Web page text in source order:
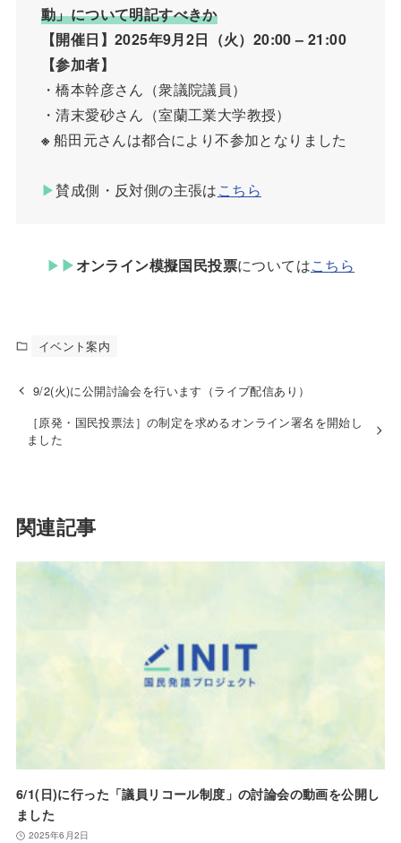
動」について明記すべきか
【開催日】2025年9月2日（火）20:00 – 21:00
【参加者】
・橋本幹彦さん（衆議院議員）
・清末愛砂さん（室蘭工業大学教授）
※ 船田元さんは都合により不参加となりました
▶︎賛成側・反対側の主張はこちら
▶︎ ▶︎オンライン模擬国民投票についてはこちら
イベント案内
9/2(火)に公開討論会を行います（ライブ配信あり）
［原発・国民投票法］の制定を求めるオンライン署名を開始し
ました
関連記事
6/1(日)に行った「議員リコール制度」の討論会の動画を公開し
ました
2025年6月2日